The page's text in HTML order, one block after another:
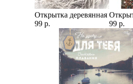
Открытка деревянная
99 р.
99 р.